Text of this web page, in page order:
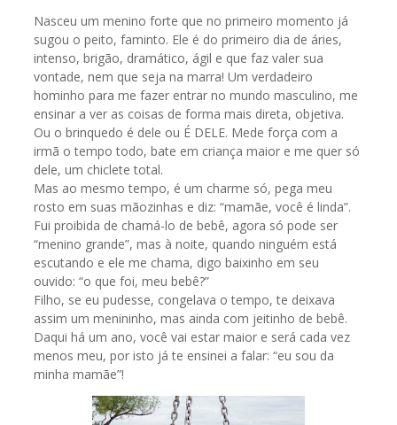
Nasceu um menino forte que no primeiro momento já
sugou o peito, faminto. Ele é do primeiro dia de áries,
intenso, brigão, dramático, ágil e que faz valer sua
vontade, nem que seja na marra! Um verdadeiro
hominho para me fazer entrar no mundo masculino, me
ensinar a ver as coisas de forma mais direta, objetiva.
Ou o brinquedo é dele ou É DELE. Mede força com a
irmã o tempo todo, bate em criança maior e me quer só
dele, um chiclete total.
Mas ao mesmo tempo, é um charme só, pega meu
rosto em suas mãozinhas e diz: “mamãe, você é linda”.
Fui proibida de chamá-lo de bebê, agora só pode ser
“menino grande”, mas à noite, quando ninguém está
escutando e ele me chama, digo baixinho em seu
ouvido: “o que foi, meu bebê?”
Filho, se eu pudesse, congelava o tempo, te deixava
assim um menininho, mas ainda com jeitinho de bebê.
Daqui há um ano, você vai estar maior e será cada vez
menos meu, por isto já te ensinei a falar: “eu sou da
minha mamãe”!